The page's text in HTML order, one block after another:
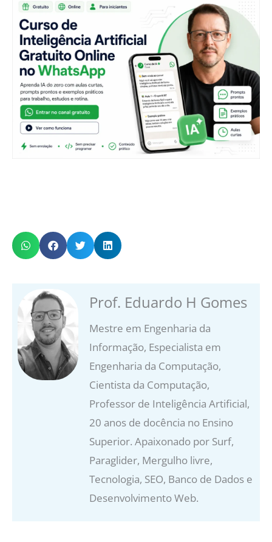
Prof. Eduardo H Gomes
Mestre em Engenharia da
Informação, Especialista em
Engenharia da Computação,
Cientista da Computação,
Professor de Inteligência Artificial,
20 anos de docência no Ensino
Superior. Apaixonado por Surf,
Paraglider, Mergulho livre,
Tecnologia, SEO, Banco de Dados e
Desenvolvimento Web.